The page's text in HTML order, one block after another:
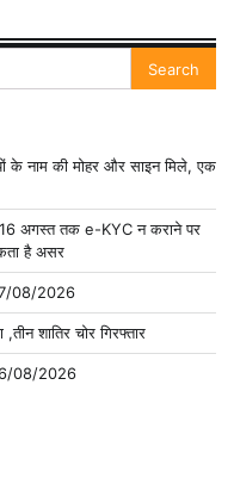
के नाम की मोहर और साइन मिले, एक
16 अगस्त तक e-KYC न कराने पर
है असर
08/2026
शातिर चोर गिरफ्तार
08/2026